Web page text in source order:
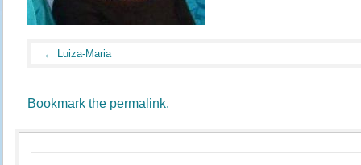
Luiza-Maria
Bookmark the permalink.